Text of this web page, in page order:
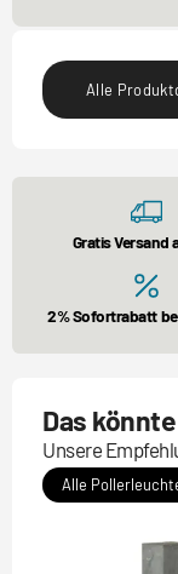
Alle
Gratis Versand
2% Sofortrabatt
Das
Unsere
Alle